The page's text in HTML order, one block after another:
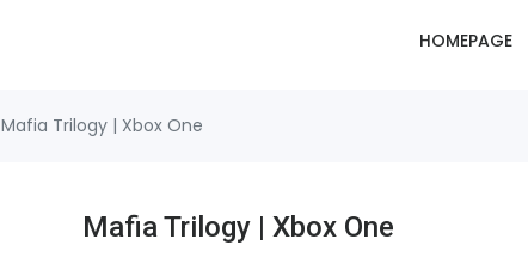
HOMEPAGE
Mafia Trilogy | Xbox One
Mafia Trilogy | Xbox One